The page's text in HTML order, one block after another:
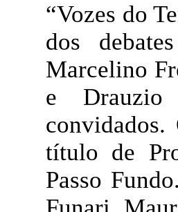
“Vozes do
dos
Marcelino
e Drauzio
título de
Passo